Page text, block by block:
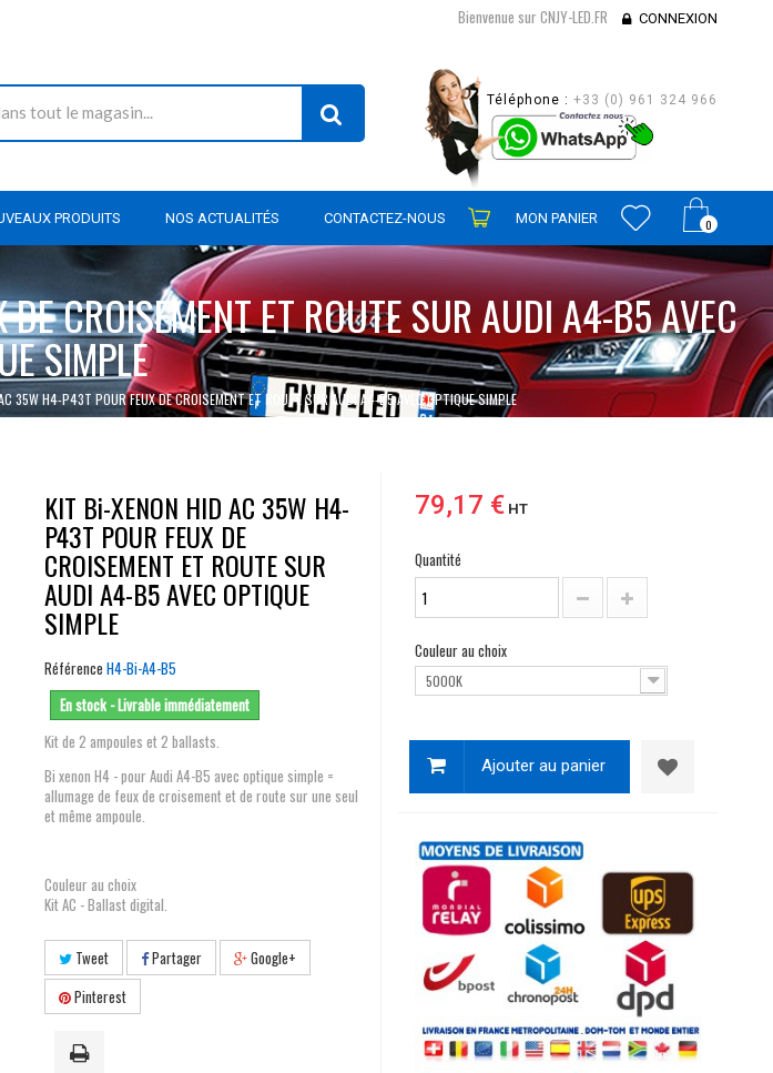
Bienvenue sur CNJY-LED.FR CONNEXION
Téléphone : +33 (0) 961 324 966
0
PRODUITS NOS ACTUALITÉS CONTACTEZ-NOUS MON PANIER
CROISEMENT ET ROUTE SUR AUDI A4-B5 AVEC
SIMPLE
35W H4-P43T POUR FEUX DE CROISEMENT ET ROUTE SUR AUDI A4-B5 AVEC OPTIQUE SIMPLE
KIT Bi-XENON HID AC 35W H4-
P43T POUR FEUX DE
CROISEMENT ET ROUTE SUR
AUDI A4-B5 AVEC OPTIQUE
SIMPLE
Référence H4-Bi-A4-B5
En stock - Livrable immédiatement
Kit de 2 ampoules et 2 ballasts.
Bi xenon H4 - pour Audi A4-B5 avec optique simple =
allumage de feux de croisement et de route sur une seul
et même ampoule.
Couleur au choix
Kit AC - Ballast digital.
Tweet Partager
Google+
Pinterest
79,17 €HT
Quantité
Couleur au choix
5000K
Ajouter au panier